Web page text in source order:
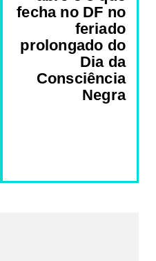
fecha no DF no
feriado
prolongado do
Dia da
Consciência
Negra